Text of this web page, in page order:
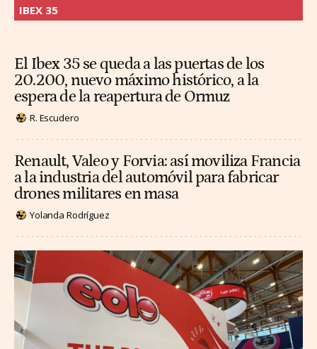
IBEX 35
El Ibex 35 se queda a las puertas de los
20.200, nuevo máximo histórico, a la
espera de la reapertura de Ormuz
R. Escudero
Renault, Valeo y Forvia: así moviliza Francia
a la industria del automóvil para fabricar
drones militares en masa
Yolanda Rodríguez